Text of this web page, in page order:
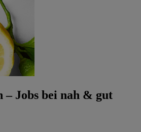
– Jobs bei nah & gut